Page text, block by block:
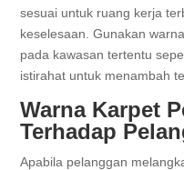
sesuai untuk ruang kerja
keselesaan. Gunakan
pada kawasan tertentu
istirahat untuk menambah
Warna Karpet
Terhadap
Apabila pelanggan